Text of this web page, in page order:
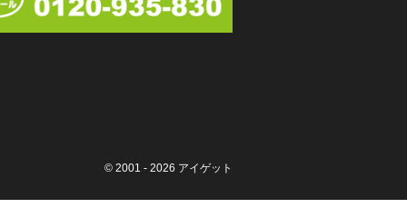
© 2001 - 2026 アイゲット